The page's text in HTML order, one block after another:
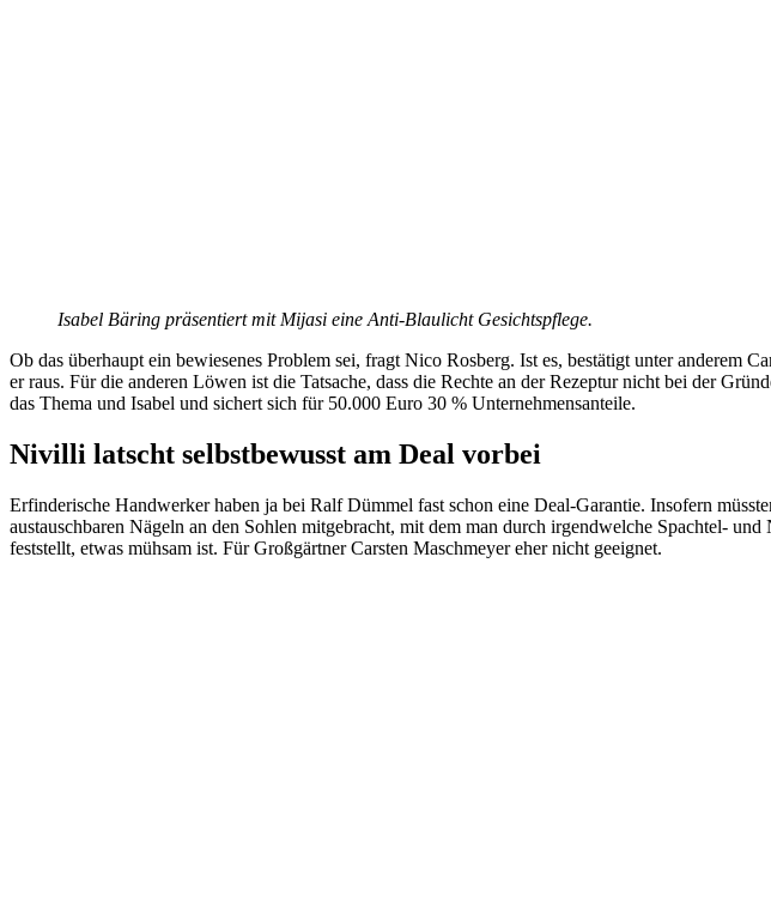
Isabel Bäring präsentiert mit Mijasi eine Anti-Blaulicht Gesichtspflege.
Ob das überhaupt ein bewiesenes Problem sei, fragt Nico Rosberg. Ist es, bestätigt unter anderem
er raus. Für die anderen Löwen ist die Tatsache, dass die Rechte an der Rezeptur nicht bei der
das Thema und Isabel und sichert sich für 50.000 Euro 30 % Unternehmensanteile.
Nivilli latscht selbstbewusst am Deal vorbei
Erfinderische Handwerker haben ja bei Ralf Dümmel fast schon eine Deal-Garantie. Insofern
austauschbaren Nägeln an den Sohlen mitgebracht, mit dem man durch irgendwelche Spachtel-
feststellt, etwas mühsam ist. Für Großgärtner Carsten Maschmeyer eher nicht geeignet.